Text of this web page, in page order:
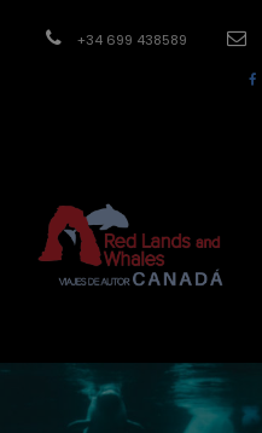
+34 699 438589